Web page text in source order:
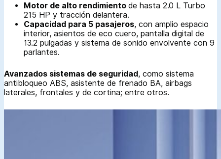
Motor de alto rendimiento de hasta 2.0 L Turbo
215 HP y tracción delantera.
Capacidad para 5 pasajeros, con amplio espacio
interior, asientos de eco cuero, pantalla digital de
13.2 pulgadas y sistema de sonido envolvente con 9
parlantes.
Avanzados sistemas de seguridad, como sistema
antibloqueo ABS, asistente de frenado BA, airbags
laterales, frontales y de cortina; entre otros.